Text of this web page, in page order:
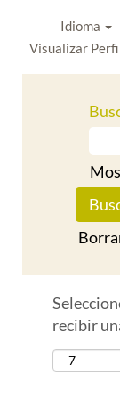
Idioma
Visualizar
recibir